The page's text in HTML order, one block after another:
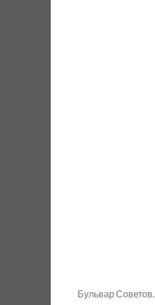
Бульвар Советов.